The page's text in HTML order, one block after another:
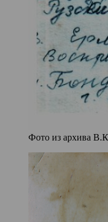
Фото из архива